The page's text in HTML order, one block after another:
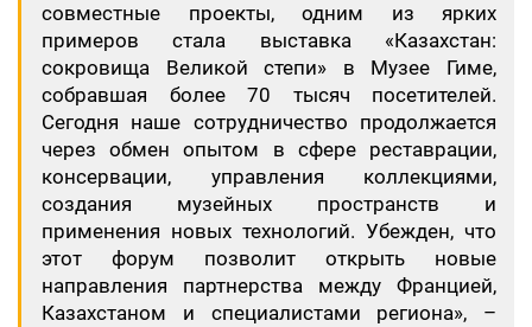
совместные проекты, одним из ярких
примеров стала выставка «Казахстан:
сокровища Великой степи» в Музее Гиме,
собравшая более 70 тысяч посетителей.
Сегодня наше сотрудничество продолжается
через обмен опытом в сфере реставрации,
консервации, управления коллекциями,
создания музейных пространств и
применения новых технологий. Убежден, что
этот форум позволит открыть новые
направления партнерства между Францией,
Казахстаном и специалистами региона», –